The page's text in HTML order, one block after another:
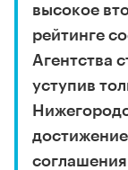
высокое
рейтинге
Агентства
уступив